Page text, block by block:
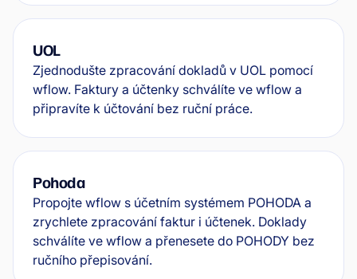
UOL
Zjednodušte zpracování dokladů v UOL pomocí
wflow. Faktury a účtenky schválíte ve wflow a
připravíte k účtování bez ruční práce.
Pohoda
Propojte wflow s účetním systémem POHODA a
zrychlete zpracování faktur i účtenek. Doklady
schválíte ve wflow a přenesete do POHODY bez
ručního přepisování.